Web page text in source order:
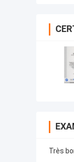
Très